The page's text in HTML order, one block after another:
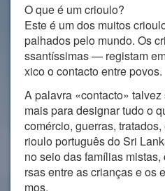
O que é um crioulo?
Este é um dos muitos
palhados pelo mundo. Os
ssantíssimas — registam
xico o contacto entre povos.
A palavra «contacto»
mais para designar tudo o
comércio, guerras,
rioulo português do Sri
no seio das famílias
rsas entre as crianças e os
mos.